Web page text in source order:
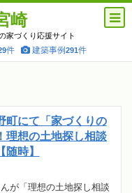
崎
家づくり応援サイト
件 建築事例291件
町にて「家づくりの
理想の土地探し相談
時】
が「理想の土地探し相談